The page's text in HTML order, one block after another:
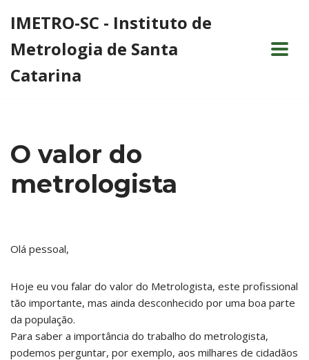
para
o
IMETRO-SC - Instituto de
Metrologia de Santa
Catarina
O valor do
metrologista
Olá pessoal,
Hoje eu vou falar do valor do Metrologista, este profissional
tão importante, mas ainda desconhecido por uma boa parte
da população.
Para saber a importância do trabalho do metrologista,
podemos perguntar, por exemplo, aos milhares de cidadãos